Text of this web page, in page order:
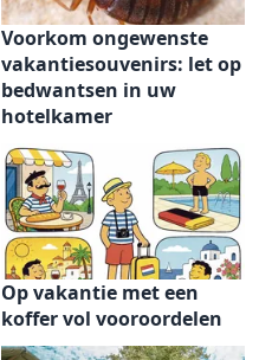
Voorkom ongewenste
vakantiesouvenirs: let op
bedwantsen in uw
hotelkamer
Op vakantie met een
koffer vol vooroordelen